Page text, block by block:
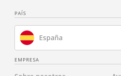
PAÍS
España
EMPRESA